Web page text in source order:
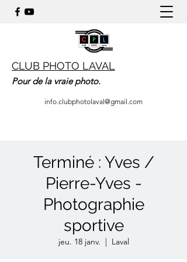
CLUB PHOTO LAVAL
Pour de la vraie photo.
info.clubphotolaval@gmail.com
Terminé : Yves /
Pierre-Yves -
Photographie
sportive
jeu. 18 janv.
  |
Laval